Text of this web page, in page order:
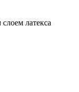
латекса